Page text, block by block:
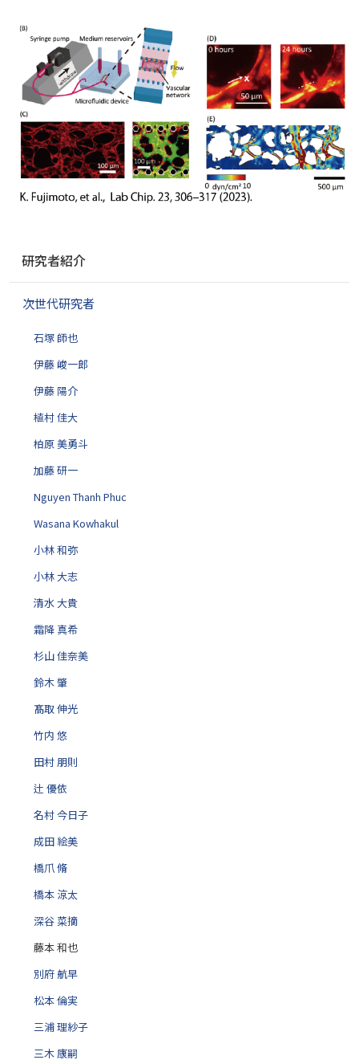
ゲ
研究者紹介
次世代研究者
石塚 師也
伊藤 峻一郎
伊藤 陽介
植村 佳大
柏原 美勇斗
加藤 研一
Nguyen Thanh Phuc
Wasana Kowhakul
小林 和弥
小林 大志
清水 大貴
霜降 真希
杉山 佳奈美
鈴木 肇
髙取 伸光
竹内 悠
田村 朋則
辻 優依
名村 今日子
成田 絵美
橋爪 脩
橋本 涼太
深谷 菜摘
藤本 和也
別府 航早
松本 倫実
三浦 理紗子
三木 康嗣